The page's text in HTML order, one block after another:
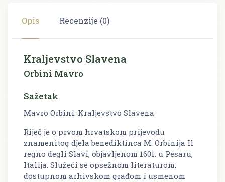
Opis Recenzije (0)
Kraljevstvo Slavena
Orbini Mavro
Sažetak
Mavro Orbini: Kraljevstvo Slavena
Riječ je o prvom hrvatskom prijevodu
znamenitog djela benediktinca M. Orbinija Il
regno degli Slavi, objavljenom 1601. u Pesaru,
Italija. Služeći se opsežnom literaturom,
dostupnom arhivskom građom i usmenom